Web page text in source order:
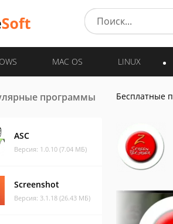
MAC OS LINUX
программы
ASC
Версия: 1.0.10 (7.04 МБ)
Screenshot
Версия: 3.1.18 (26.43 МБ)
Бесплатные